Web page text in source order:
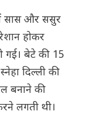
में सास और ससुर
होकर
गई। बेटे की 15
दिल्ली की
बनाने की
लगती थी।